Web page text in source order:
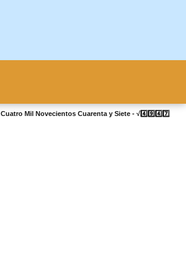
Cuatro Mil Novecientos Cuarenta y Siete - √4️⃣9️⃣4️⃣7️⃣